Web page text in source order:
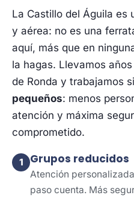
La Castillo del Águila es
y aérea: no es una
aquí, más que en
la hagas. Llevamos
de Ronda y trabajamos
pequeños: menos
atención y máxima
comprometido.
1 Grupos reducidos
Atención
paso cuenta. Más